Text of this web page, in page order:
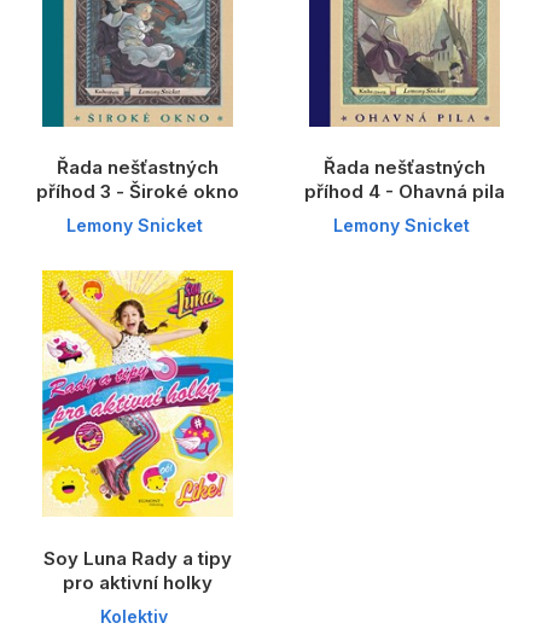
Řada nešťastných
příhod 3 - Široké okno
Lemony Snicket
Řada nešťastných
příhod 4 - Ohavná pila
Lemony Snicket
Soy Luna Rady a tipy
pro aktivní holky
Kolektiv